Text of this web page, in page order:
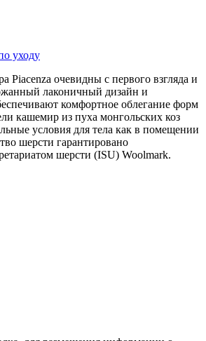
уходу
Piacenza очевидны с первого взгляда и
лаконичный дизайн и
комфортное облегание форм
кашемир из пуха монгольских коз
условия для тела как в помещении
шерсти гарантировано
шерсти (ISU) Woolmark.